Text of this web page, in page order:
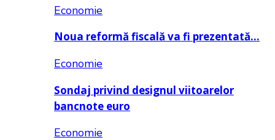
Economie
Noua reformă fiscală va fi prezentată…
Economie
Sondaj privind designul viitoarelor
bancnote euro
Economie